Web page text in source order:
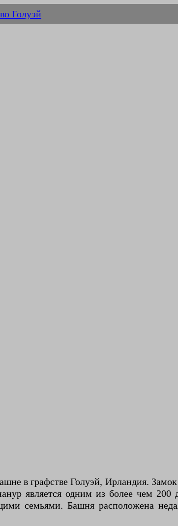
Голуэй
в графстве Голуэй, Ирландия.
является одним из более чем 200
семьями. Башня расположена